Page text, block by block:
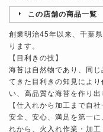
この店舗の商品一覧
創業明治45年以来、千葉
ります。
【目利きの技】
海苔は自然物であり、同
てきた目利きの知見によ
い、高品質な海苔を作り出
【仕入れから加工まで自社
安全、安心、満足を第一
れから、火入れ作業・加